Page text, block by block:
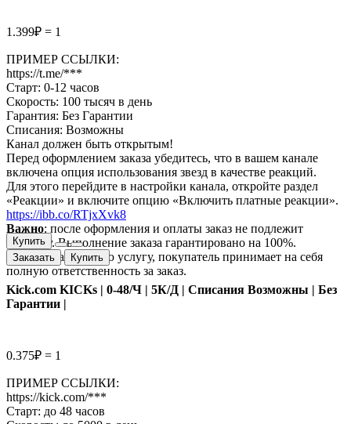
1.399₽ = 1
ПРИМЕР ССЫЛКИ:
https://t.me/***
Старт: 0-12 часов
Скорость: 100 тысяч в день
Гарантия: Без Гарантии
Списания: Возможны
Канал должен быть открытым!
Перед оформлением заказа убедитесь, что в вашем канале
включена опция использования звезд в качестве реакций.
Для этого перейдите в настройки канала, откройте раздел
«Реакции» и включите опцию «Включить платные реакции».
https://ibb.co/RTjxXvk8
Важно: после оформления и оплаты заказ не подлежит
возврату. Выполнение заказа гарантировано на 100%.
Приобретая данную услугу, покупатель принимает на себя
полную ответственность за заказ.
Купить
Заказать
Купить
Kick.com KICKs | 0-48/Ч | 5К/Д | Списания Возможны | Без
Гарантии |
0.375₽ = 1
ПРИМЕР ССЫЛКИ:
https://kick.com/***
Старт: до 48 часов